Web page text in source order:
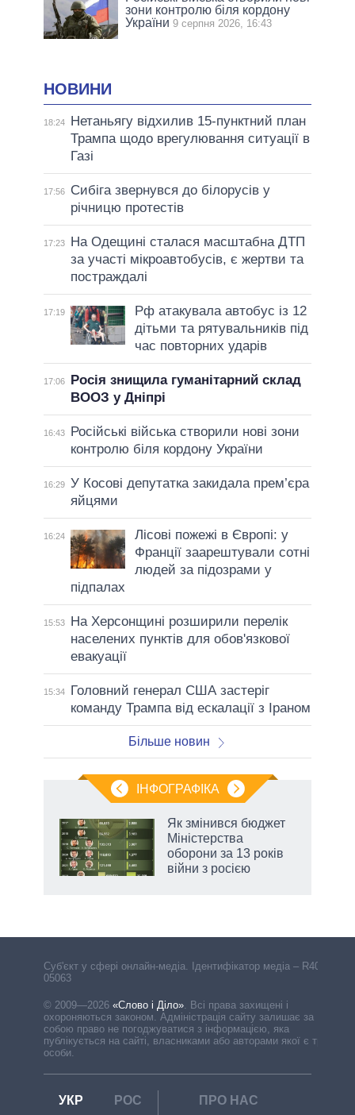
зони контролю біля кордону
України 9 серпня 2026, 16:43
НОВИНИ
18:24
Нетаньягу відхилив 15-пунктний план
Трампа щодо врегулювання ситуації в
Газі
17:56
Сибіга звернувся до білорусів у
річницю протестів
17:23
На Одещині сталася масштабна ДТП
за участі мікроавтобусів, є жертви та
постраждалі
17:19
Рф атакувала автобус із 12
дітьми та рятувальників під
час повторних ударів
17:06
Росія знищила гуманітарний склад
ВООЗ у Дніпрі
16:43
Російські війська створили нові зони
контролю біля кордону України
16:29 У Косові депутатка закидала прем’єра
яйцями
16:24
Лісові пожежі в Європі: у
Франції заарештували сотні
людей за підозрами у
підпалах
15:53
На Херсонщині розширили перелік
населених пунктів для обов'язкової
евакуації
15:34
Головний генерал США застеріг
команду Трампа від ескалації з Іраном
Більше новин
ІНФОГРАФІКА
Як змінився бюджет
Міністерства
оборони за 13 років
війни з росією
Cуб'єкт у сфері онлайн-медіа. Ідентифікатор медіа – R40-
05063
© 2009—2026 «Слово і Діло». Всі права захищені і
охороняються законом. Адміністрація сайту залишає за
собою право не погоджуватися з інформацією, яка
публікується на сайті, власниками або авторами якої є треті
особи.
УКР РОС
ПРО НАС